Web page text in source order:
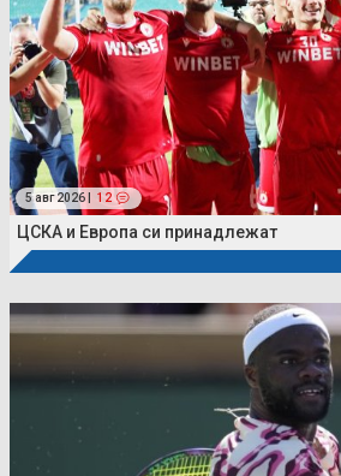
5 авг 2026 | 12
ЦСКА и Европа си принадлежат